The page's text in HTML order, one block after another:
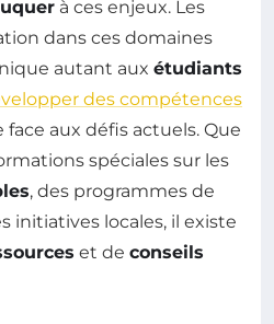
à ces enjeux. Les
dans ces domaines
autant aux étudiants
des compétences
aux défis actuels. Que
spéciales sur les
, des programmes de
initiatives locales, il existe
et de conseils